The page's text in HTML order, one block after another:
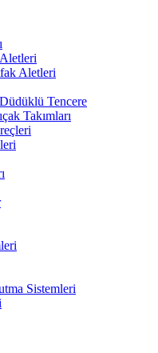
Aletleri
Tencere
Takımları
Sistemleri